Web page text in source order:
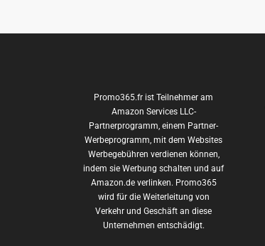
Promo365.fr ist Teilnehmer am
Amazon Services LLC-
Partnerprogramm, einem Partner-
Werbeprogramm, mit dem Websites
Werbegebühren verdienen können,
indem sie Werbung schalten und auf
Amazon.de verlinken. Promo365
wird für die Weiterleitung von
Verkehr und Geschäft an diese
Unternehmen entschädigt.